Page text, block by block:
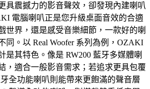
具震撼力的影音聲效，卻發現內建喇叭
電腦喇叭正是您升級桌面音效的合適
世界，還是感受音樂細節，一款好的喇
同。以 Real Woofer 系列為例，OZAKI
是其特色。像是 RW200 藍牙多媒體喇
，適合一般影音需求；若追求更具包覆
全功能喇叭則能帶來更飽滿的聲音層